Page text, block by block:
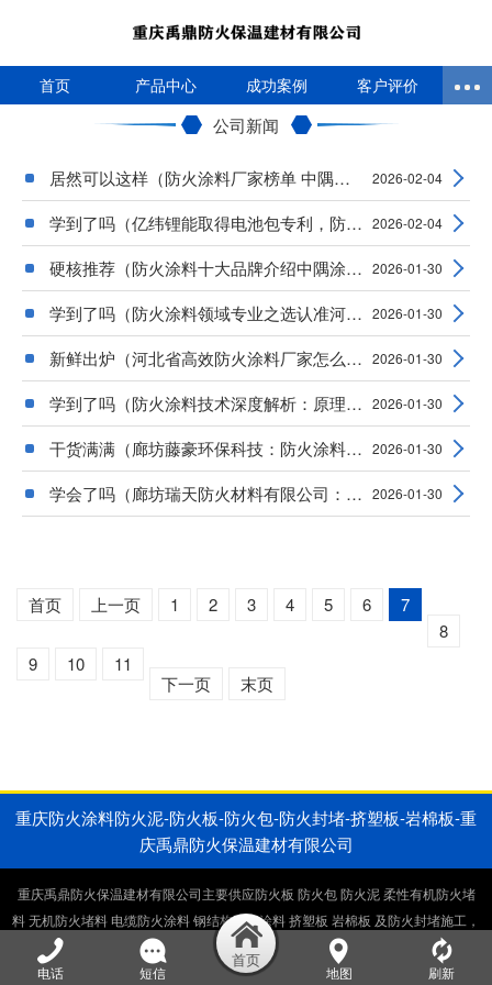
首页 产品中心 成功案例 客户评价
公司新闻
居然可以这样（防火涂料厂家榜单 中隅涂料实力 2026-02-04
学到了吗（亿纬锂能取得电池包专利，防火板能 2026-02-04
硬核推荐（防火涂料十大品牌介绍中隅涂料）电 2026-01-30
学到了吗（防火涂料领域专业之选认准河北汇畅 2026-01-30
新鲜出炉（河北省高效防火涂料厂家怎么选？1 2026-01-30
学到了吗（防火涂料技术深度解析：原理、应用 2026-01-30
干货满满（廊坊藤豪环保科技：防火涂料，守护 2026-01-30
学会了吗（廊坊瑞天防火材料有限公司：电缆封 2026-01-30
首页 上一页 1 2 3 4 5 6
7
8
9
10
11
下一页
末页
重庆防火涂料防火泥-防火板-防火包-防火封堵-挤塑板-岩棉板-重
庆禹鼎防火保温建材有限公司
重庆禹鼎防火保温建材有限公司主要供应防火板 防火包 防火泥 柔性有机防火堵
料 无机防火堵料 电缆防火涂料 钢结构防火涂料 挤塑板 岩棉板 及防火封堵施工，
电缆井防火封堵施工，桥架防火封堵施工。生产销售一体厂家直供。
电话
短信 地图 刷新